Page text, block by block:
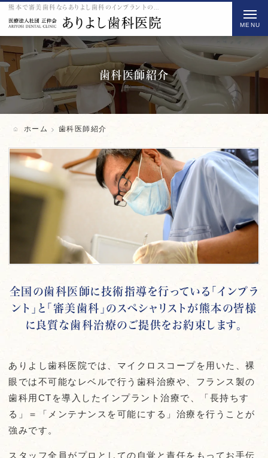
歯科医師紹介
ホーム 歯科医師紹介
全国の歯科医師に技術指導を行っている 「インプラ
ント」と「審美歯科」のスペシャリストが熊本の皆様
に良質な歯科治療のご提供をお約束します。
ありよし歯科医院では、マイクロスコープを用いた、裸
眼では不可能なレベルで行う歯科治療や、フランス製の
歯科用CTを導入したインプラント治療で、「長持ちす
る」＝「メンテナンスを可能にする」治療を行うことが
強みです。
スタッフ全員がプロとしての自覚と責任をもってお手伝
t
o
g
l
i
g
t
i